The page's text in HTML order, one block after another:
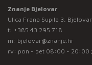
Znanje Bjelovar
Ulica Frana Supila 3, Bjelovar
t: +385 43 295 718
m: bjelovar@znanje.hr
rv: pon - pet 08:00 - 20:00